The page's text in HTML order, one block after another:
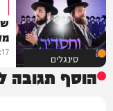
סינגלים
הוסף תגובה